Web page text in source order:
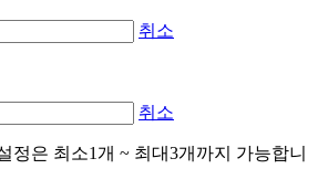
취소
취소
정은 최소1개 ~ 최대3개까지 가능합니